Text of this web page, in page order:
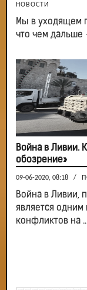
НОВОСТИ
Мы в уходящем
что чем дальше
Война в Ливии.
обозрение»
09-06-2020, 08:18 /
Война в Ливии,
является
конфликтов на